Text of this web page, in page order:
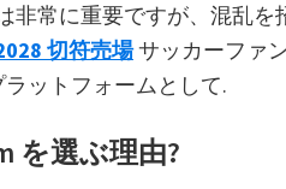
非常に重要ですが、混乱を
切符売場サッカーファ
ットフォームとして.
を選ぶ理由?